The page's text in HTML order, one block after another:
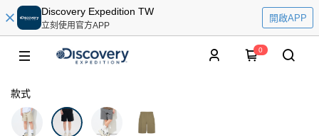
Discovery Expedition TW
立刻使用官方APP
開啟APP
0
款式